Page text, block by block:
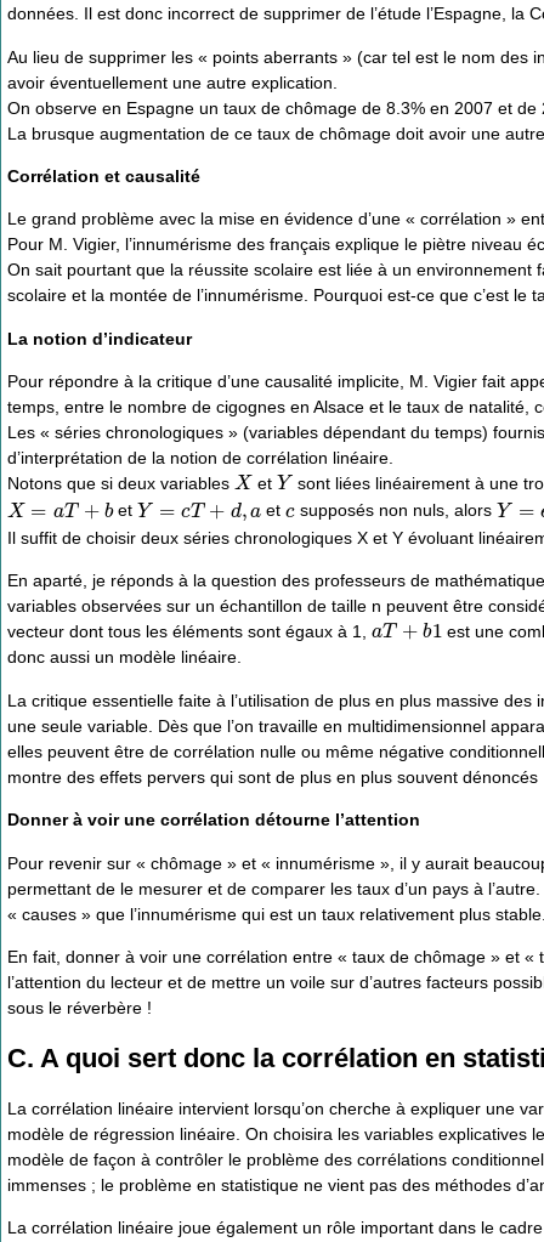
données. Il est donc incorrect de supprimer de l’étude l’Espagne, la
Au lieu de supprimer les « points aberrants » (car tel est le nom des
avoir éventuellement une autre explication.
On observe en Espagne un taux de chômage de 8.3% en 2007 et
La brusque augmentation de ce taux de chômage doit avoir une
Corrélation et causalité
Le grand problème avec la mise en évidence d’une « corrélation »
Pour M. Vigier, l’innumérisme des français explique le piètre niveau
On sait pourtant que la réussite scolaire est liée à un
scolaire et la montée de l’innumérisme. Pourquoi est-ce que c’est
La notion d’indicateur
Pour répondre à la critique d’une causalité implicite, M. Vigier fait
temps, entre le nombre de cigognes en Alsace et le taux de natalité,
Les « séries chronologiques » (variables dépendant du temps)
d’interprétation de la notion de corrélation linéaire.
Notons que si deux variables X et Y sont liées linéairement à une
X= +b et Y= +d et supposés non nuls, alors Y=
Il suffit de choisir deux séries chronologiques X et Y évoluant
En aparté, je réponds à la question des professeurs de
variables observées sur un échantillon de taille n peuvent être
vecteur dont tous les éléments sont égaux à 1, aT+b1
est une
donc aussi un modèle linéaire.
La critique essentielle faite à l’utilisation de plus en plus massive
une seule variable. Dès que l’on travaille en multidimensionnel
elles peuvent être de corrélation nulle ou même négative
montre des effets pervers qui sont de plus en plus souvent
Donner à voir une corrélation détourne l’attention
Pour revenir sur « chômage » et « innumérisme », il y aurait
permettant de le mesurer et de comparer les taux d’un pays à
« causes » que l’innumérisme qui est un taux relativement plus
En fait, donner à voir une corrélation entre « taux de chômage » et «
l’attention du lecteur et de mettre un voile sur d’autres facteurs
sous le réverbère !
C. A quoi sert donc la corrélation en
La corrélation linéaire intervient lorsqu’on cherche à expliquer une
modèle de régression linéaire. On choisira les variables explicatives
modèle de façon à contrôler le problème des corrélations
immenses ; le problème en statistique ne vient pas des méthodes
La corrélation linéaire joue également un rôle important dans le